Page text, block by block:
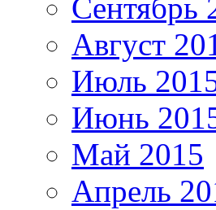
Сентябрь
Август
Июль
Июнь
Май 2015
Апрель